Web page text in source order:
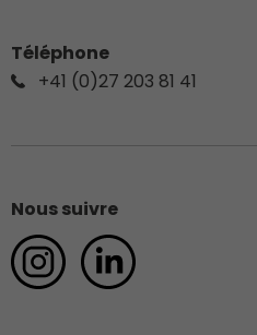
Téléphone
+41 (0)27 203 81 41
Nous suivre